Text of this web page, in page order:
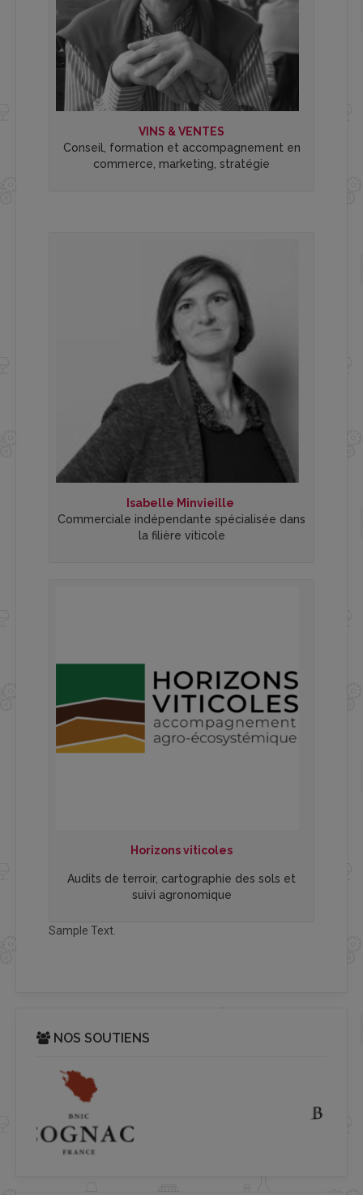
VINS & VENTES
Conseil, formation et accompagnement en
commerce, marketing, stratégie
Isabelle Minvieille
Commerciale indépendante spécialisée dans
la filière viticole
Horizons viticoles
Audits de terroir, cartographie des sols et
suivi agronomique
Sample Text.
NOS SOUTIENS